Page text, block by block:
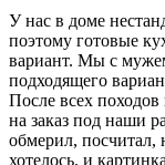
У нас в доме
поэтому готовые
вариант. Мы с
подходящего
После всех
на заказ под наши
обмерил, посчитал,
хотелось, и